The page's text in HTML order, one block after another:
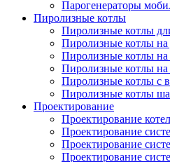
Парогенераторы
Пиролизные котлы
Пиролизные котлы
Пиролизные котлы на
Пиролизные котлы на
Пиролизные котлы на
Пиролизные котлы с
Пиролизные котлы
Проектирование
Проектирование
Проектирование
Проектирование
Проектирование